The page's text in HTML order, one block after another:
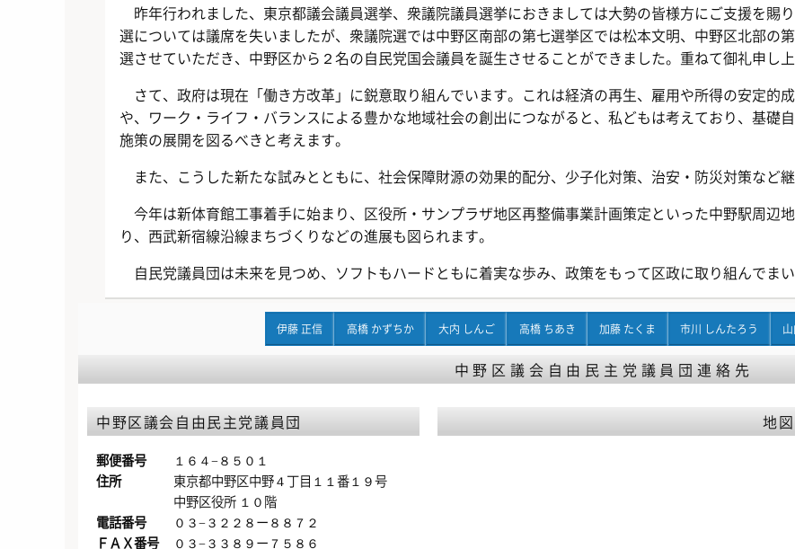
昨年行われました、東京都議会議員選挙、衆議院議員選挙におきましては大勢の皆様方にご支援を賜
選については議席を失いましたが、衆議院選では中野区南部の第七選挙区では松本文明、中野区北部の
選させていただき、中野区から２名の自民党国会議員を誕生させることができました。重ねて御礼申し上
さて、政府は現在「働き方改革」に鋭意取り組んでいます。これは経済の再生、雇用や所得の安定的
や、ワーク・ライフ・バランスによる豊かな地域社会の創出につながると、私どもは考えており、基礎
施策の展開を図るべきと考えます。
また、こうした新たな試みとともに、社会保障財源の効果的配分、少子化対策、治安・防災対策など
今年は新体育館工事着手に始まり、区役所・サンプラザ地区再整備事業計画策定といった中野駅周辺
り、西武新宿線沿線まちづくりなどの進展も図られます。
自民党議員団は未来を見つめ、ソフトもハードともに着実な歩み、政策をもって区政に取り組んでまい
伊藤 正信 高橋 かずちか 大内 しんご 高橋 ちあき 加藤 たくま 市川 しんたろう
中野区議会自由民主党議員団連絡先
中野区議会自由民主党議員団
郵便番号
１６４−８５０１
住所
東京都中野区中野４丁目１１番１９号
中野区役所 １０階
電話番号
０３−３２２８ー８８７２
ＦＡＸ番号
０３−３３８９ー７５８６
地図